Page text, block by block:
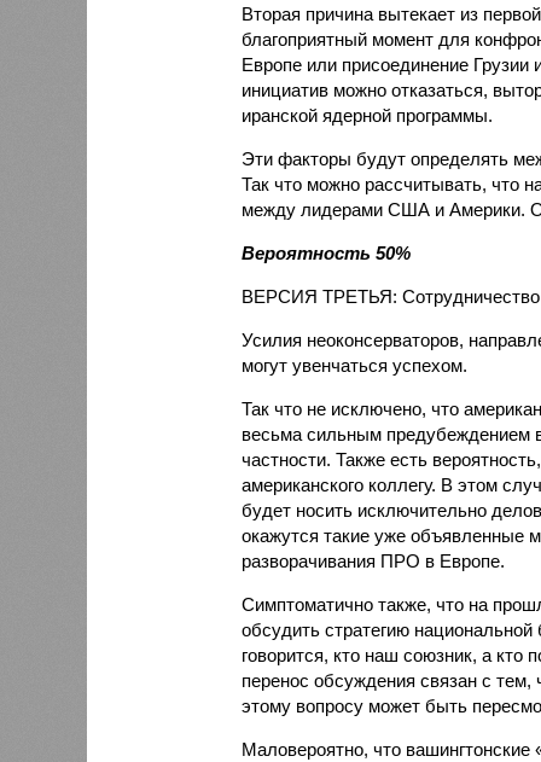
Вторая причина вытекает из
благоприятный момент для
Европе или присоединение
инициатив можно отказаться,
иранской ядерной программы.
Эти факторы будут определять
Так что можно рассчитывать, что
между лидерами США и Америки.
Вероятность 50%
ВЕРСИЯ ТРЕТЬЯ: Сотрудничество
Усилия неоконсерваторов,
могут увенчаться успехом.
Так что не исключено, что
весьма сильным предубеждением
частности. Также есть
американского коллегу. В этом
будет носить исключительно
окажутся такие уже объявленные
разворачивания ПРО в Европе.
Симптоматично также, что на
обсудить стратегию
говорится, кто наш союзник, а кто
перенос обсуждения связан с
этому вопросу может быть
Маловероятно, что